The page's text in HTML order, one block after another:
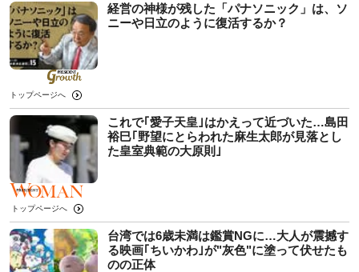
経営の神様が残した「パナソニック」は、ソ
ニーや日立のように復活するか？
トップページへ
これで｢愛子天皇｣はかえって近づいた…島田
裕巳｢野望にとらわれた麻生太郎が見落とし
た皇室典範の大原則｣
トップページへ
台湾では6歳未満は鑑賞NGに…大人が震撼す
る映画｢ちいかわ｣が"灰色"に塗って伏せたも
のの正体